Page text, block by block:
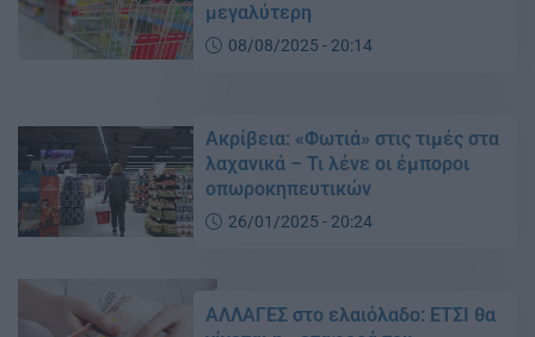
μεγαλύτερη
08/08/2025 - 20:14
Ακρίβεια: «Φωτιά» στις τιμές στα
λαχανικά – Τι λένε οι έμποροι
οπωροκηπευτικών
26/01/2025 - 20:24
ΑΛΛΑΓΕΣ στο ελαιόλαδο: ΕΤΣΙ θα